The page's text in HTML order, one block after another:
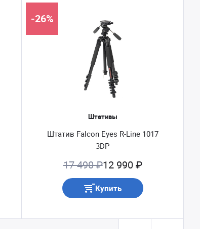
Штативы
Штатив Falcon Eyes R-Line 1017
3DP
-26%
17 490 ₽12 990 ₽
Купить